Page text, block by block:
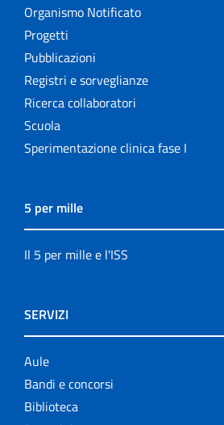
Organismo Notificato
Progetti
Pubblicazioni
Registri e sorveglianze
Ricerca collaboratori
Scuola
Sperimentazione clinica fase I
5 per mille
Il 5 per mille e l'ISS
SERVIZI
Aule
Bandi e concorsi
Biblioteca